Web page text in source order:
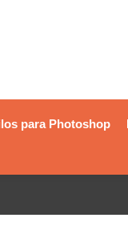
para Photoshop